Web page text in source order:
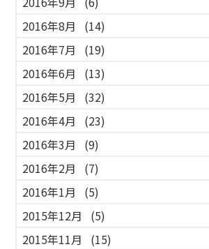
2016年8月
(14)
2016年7月
(19)
2016年6月
(13)
2016年5月
(32)
2016年4月
(23)
2016年3月
(9)
2016年2月
(7)
2016年1月
(5)
2015年12月
(5)
2015年11月
(15)